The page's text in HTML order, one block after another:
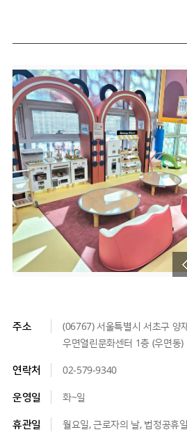
주소
(06767) 서울특별시 서초구 양
우면열린문화센터 1층 (우면동)
연락처 02-579-9340
운영일 화~일
휴관일 월요일, 근로자의 날, 법정공휴일